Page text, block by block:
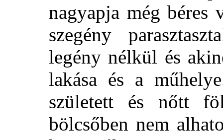
nagyapja még béres
szegény
legény nélkül és
lakása és a
született és nőtt
bölcsőben nem